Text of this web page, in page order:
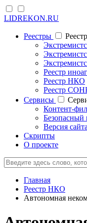
LIDREKON.RU
Реестры
Реестр
Реестр НКО
Реестр
Cервисы
Контент-
Безопасный
Версия
Скрипты
О проекте
Главная
Реестр НКО
Автономная